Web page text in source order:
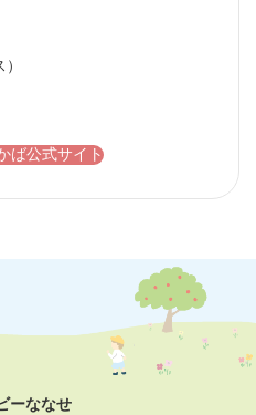
ば公式サイト
ーななせ